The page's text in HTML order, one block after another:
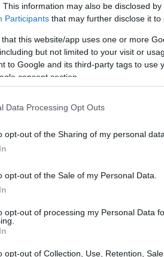
This information may also be disclosed
Participants that may further disclose it to
that this website/app uses one or more
but not limited to your visit or
to Google and its third-party tags to use
consent section.
Data Processing Opt Outs
opt-out of the Sharing of my personal data.
opt-out of the Sale of my Personal Data.
opt-out of processing my Personal Data
opt-out of Collection, Use, Retention,
necessari per l’accredito
Una volta configurata, la
direttamente al conto Coinbase. I
del trasferimento bancario,
che effettua il pagamento. La
dei fondi, ma l’allocazione
includere uno
fissa da destinare aliquiditàe a
resti in fiat mentre il 30%
strategie sia conservative che
acquisti periodici, mentre chi
l’esposizione alle valute digitali.